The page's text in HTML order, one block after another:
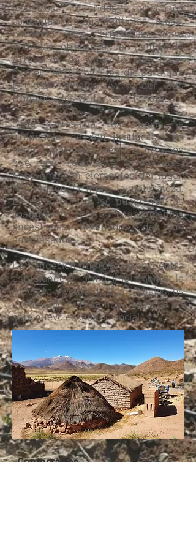
Nuestros queridos artesanos
continúan con sus múltiples tareas,
haciendo sus artesanías para
poderlas ofrecer en el Centro de
Artesanos de Alfarcito, ese lugar
que el Padre Chifri les dio para que
pudieran mostrar y vender sus
trabajos a los visitantes y turistas.
Cada artesanía es única e
irrepetible, no son producidas en
serie y por esto siempre decimos
que son realmente artesanales.
Ellos emplean elementos del lugar,
respetando siempre la naturaleza.
En estos objetos se puede ver las
costumbres y conocimientos
ancestrales heredados de sus
antepasados.
La Fundación Alfarcito se encuentra
estudiando la forma implementar la
muestra y venta de sus trabajos, es
un desafío que se nos presenta en
este nuevo escenario social.
Contactanos